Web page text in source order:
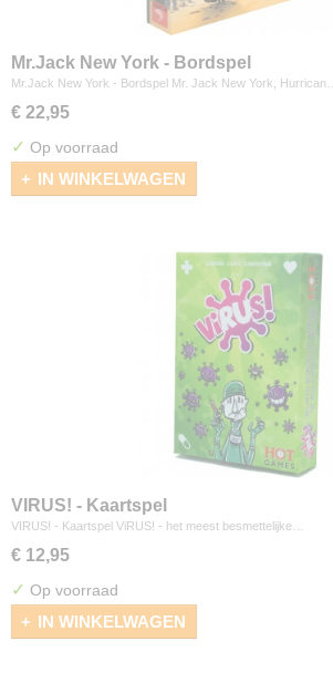
Mr.Jack New York - Bordspel
Mr.Jack New York - Bordspel Mr. Jack New York, Hurrican…
€ 22,95
✓ Op voorraad
IN WINKELWAGEN
VIRUS! - Kaartspel
VIRUS! - Kaartspel ViRUS! - het meest besmettelijke…
€ 12,95
✓ Op voorraad
IN WINKELWAGEN